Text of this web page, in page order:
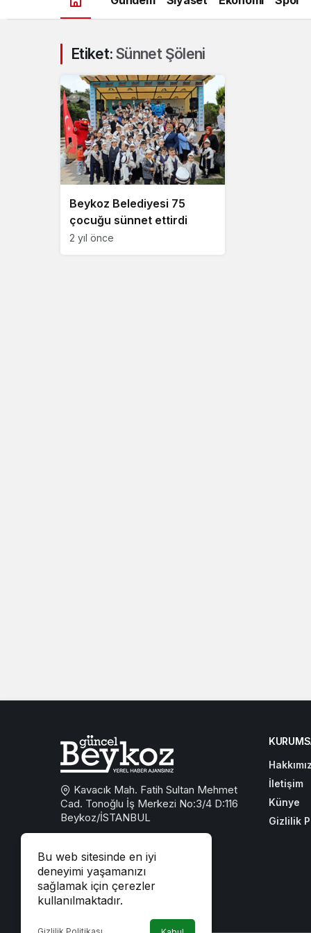
Etiket: Sünnet Şöleni
Beykoz Belediyesi 75
çocuğu sünnet ettirdi
2 yıl önce
Bu web sitesinde en iyi
deneyimi yaşamanızı
sağlamak için çerezler
kullanılmaktadır.
Kavacık Mah. Fatih Sultan Mehmet
Cad. Tonoğlu İş Merkezi No:3/4 D:116
Beykoz/İSTANBUL
beykozguncel@gmail.com
iletisim@beykozguncel.com
İletişim
Künye
Gizlilik